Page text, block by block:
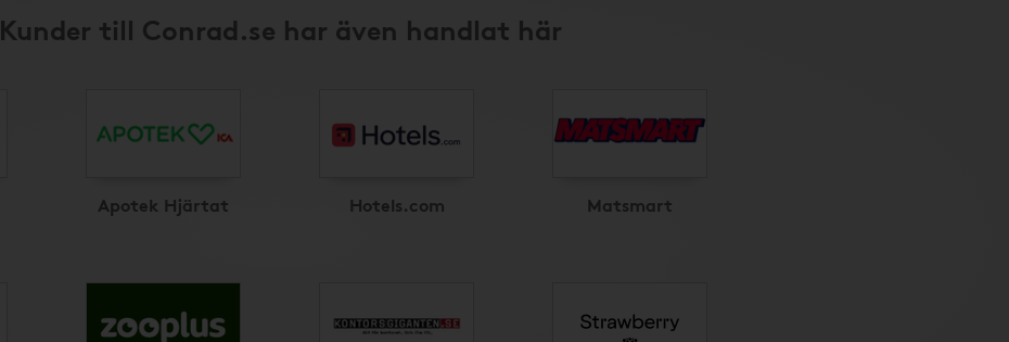
Kunder till Conrad.se har även handlat här
Apotek Hjärtat Hotels.com Matsmart